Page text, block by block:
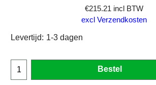
€215.21 incl BTW
excl Verzendkosten
Levertijd: 1-3 dagen
Bestel